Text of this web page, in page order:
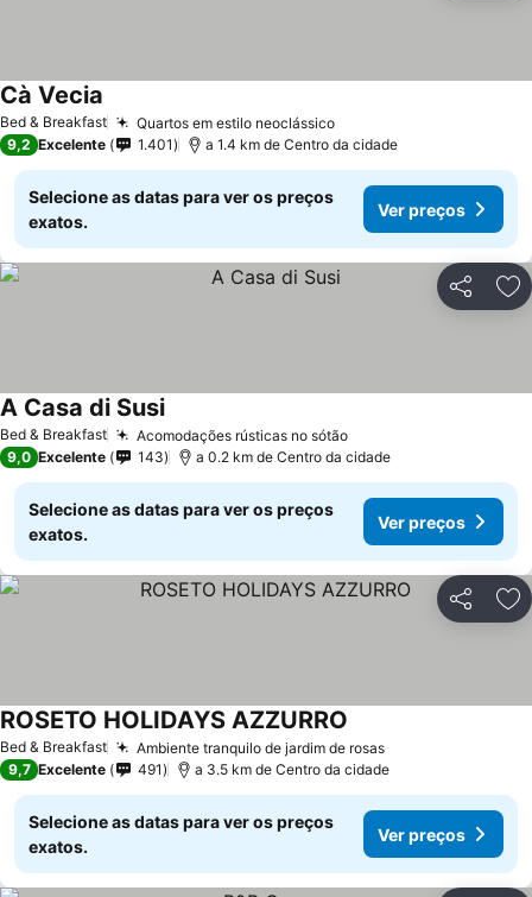
Bed & Breakfast Quartos em estilo neoclássico
Cà Vecia
9,2 Excelente 1.401 a 1.4 km de Centro da cidade
Selecione as datas para ver os preços
exatos.
Ver preços
Partilhar
Bed & Breakfast Acomodações rústicas no sótão
A Casa di Susi
9,0 Excelente 143 a 0.2 km de Centro da cidade
Selecione as datas para ver os preços
exatos.
Ver preços
Partilhar
Bed & Breakfast Ambiente tranquilo de jardim de rosas
ROSETO HOLIDAYS AZZURRO
9,7 Excelente 491 a 3.5 km de Centro da cidade
Selecione as datas para ver os preços
exatos.
Ver preços